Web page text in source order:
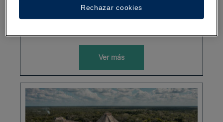
Ver más
Rechazar cookies